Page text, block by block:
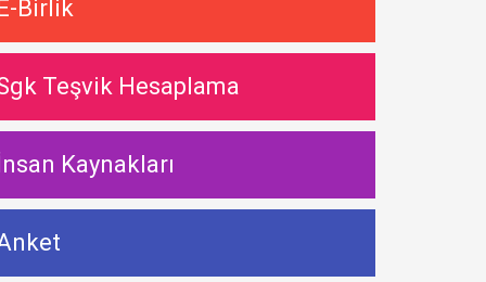
Birlik
Teşvik Hesaplama
Kaynakları